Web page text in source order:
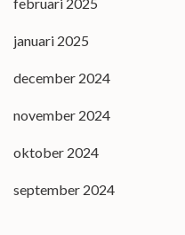
januari 2025
december 2024
november 2024
oktober 2024
september 2024